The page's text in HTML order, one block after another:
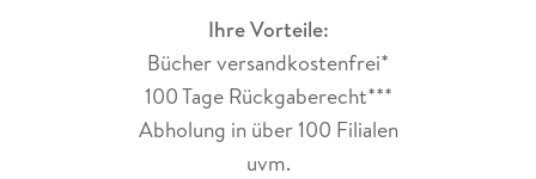
Ihre Vorteile:
Bücher versandkostenfrei*
100 Tage Rückgaberecht***
Abholung in über 100 Filialen
uvm.